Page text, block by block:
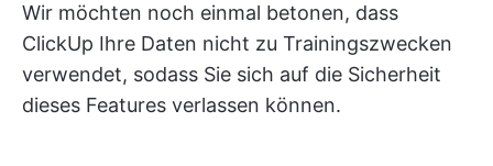
Wir möchten noch einmal betonen, dass
ClickUp Ihre Daten nicht zu Trainingszwecken
verwendet, sodass Sie sich auf die Sicherheit
dieses Features verlassen können.